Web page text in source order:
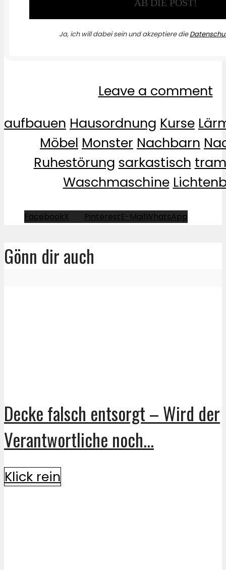
Ja, ich will dabei sein und akzeptiere die
Leave a comment
aufbauen Hausordnung Kurse
Möbel Monster Nachbarn
Ruhestörung sarkastisch
Waschmaschine
FacebookX PinterestE-MailWhatsApp
Gönn dir auch
Decke falsch entsorgt – Wird der
Verantwortliche noch...
Klick rein